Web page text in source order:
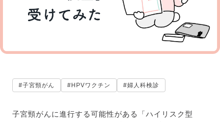
#子宮頸がん #HPVワクチン #婦人科検診
子宮頸がんに進行する可能性がある「ハイリスク型